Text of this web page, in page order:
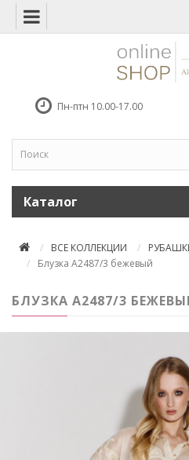
Пн-птн 10.00-17.00
Каталог
ВСЕ КОЛЛЕКЦИИ
Блузка А2487/3 бежевый
БЛУЗКА А2487/3